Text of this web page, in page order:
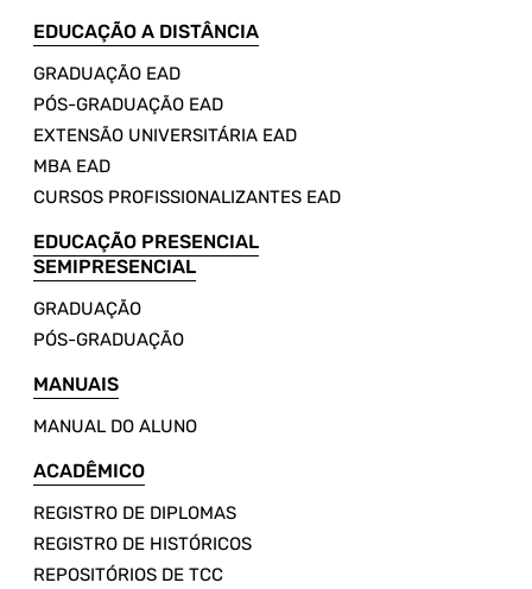
EDUCAÇÃO A DISTÂNCIA
GRADUAÇÃO EAD
PÓS-GRADUAÇÃO EAD
EXTENSÃO UNIVERSITÁRIA EAD
MBA EAD
CURSOS PROFISSIONALIZANTES EAD
EDUCAÇÃO PRESENCIAL
SEMIPRESENCIAL
GRADUAÇÃO
PÓS-GRADUAÇÃO
MANUAIS
MANUAL DO ALUNO
ACADÊMICO
REGISTRO DE DIPLOMAS
REGISTRO DE HISTÓRICOS
REPOSITÓRIOS DE TCC